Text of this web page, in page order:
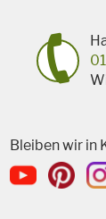
Bleiben wir in